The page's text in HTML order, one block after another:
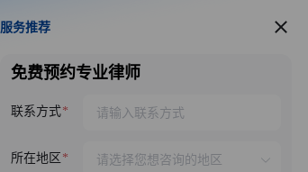
服务推荐
服务推荐
免费预约专业律师
联系方式
所在地区